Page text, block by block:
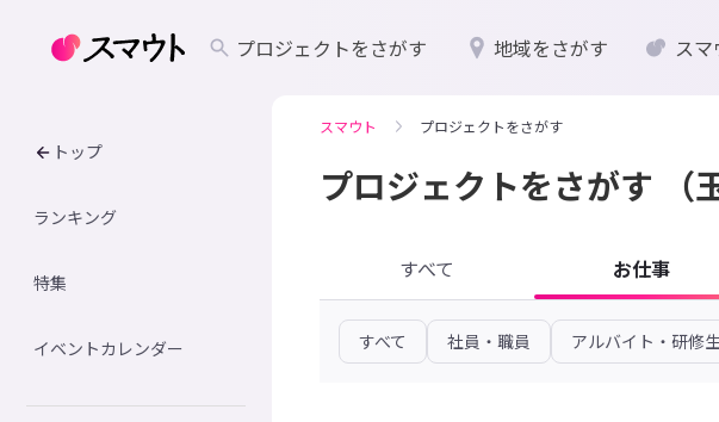
プロジェクトをさがす 地域をさがす ス
トップ
ランキング
特集
イベントカレンダー
スマウト プロジェクトをさがす
プロジェクトをさがす （
すべて お仕事
すべて 社員・職員 アルバイト・研修